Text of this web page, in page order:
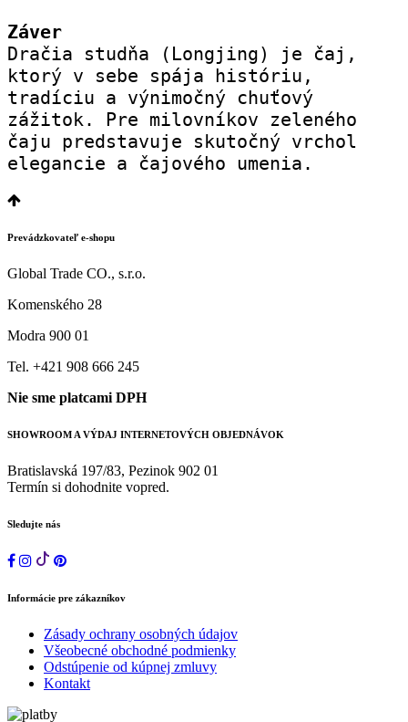
Záver
Dračia studňa (Longjing) je čaj,
ktorý v sebe spája históriu,
tradíciu a výnimočný chuťový
zážitok. Pre milovníkov zeleného
čaju predstavuje skutočný vrchol
elegancie a čajového umenia.
Prevádzkovateľ e-shopu
Global Trade CO., s.r.o.
Komenského 28
Modra 900 01
Tel. +421 908 666 245
Nie sme platcami DPH
SHOWROOM A VÝDAJ INTERNETOVÝCH OBJEDNÁVOK
Bratislavská 197/83, Pezinok 902 01
Termín si dohodnite vopred.
Sledujte nás
Informácie pre zákazníkov
Zásady ochrany osobných údajov
Všeobecné obchodné podmienky
Odstúpenie od kúpnej zmluvy
Kontakt